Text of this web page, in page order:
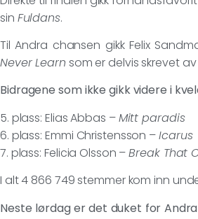
sin Fuldans.
Til Andra chansen gikk Felix
Never Learn som er delvis skrevet
Bidragene som ikke gikk videre i
5. plass: Elias Abbas –Mitt paradis
6. plass: Emmi Christensson –Icarus
7. plass: Felicia Olsson –Break That
I alt 4 866 749 stemmer kom inn
Neste lørdag er det duket for